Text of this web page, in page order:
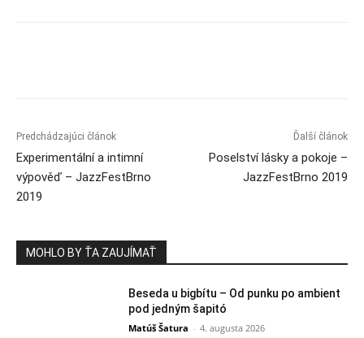
Predchádzajúci článok
Experimentální a intimní
výpověď – JazzFestBrno
2019
Ďalší článok
Poselství lásky a pokoje –
JazzFestBrno 2019
MOHLO BY ŤA ZAUJÍMAŤ
Beseda u bigbítu – Od punku po ambient
pod jedným šapitó
Matúš Šatura - 4. augusta 2026